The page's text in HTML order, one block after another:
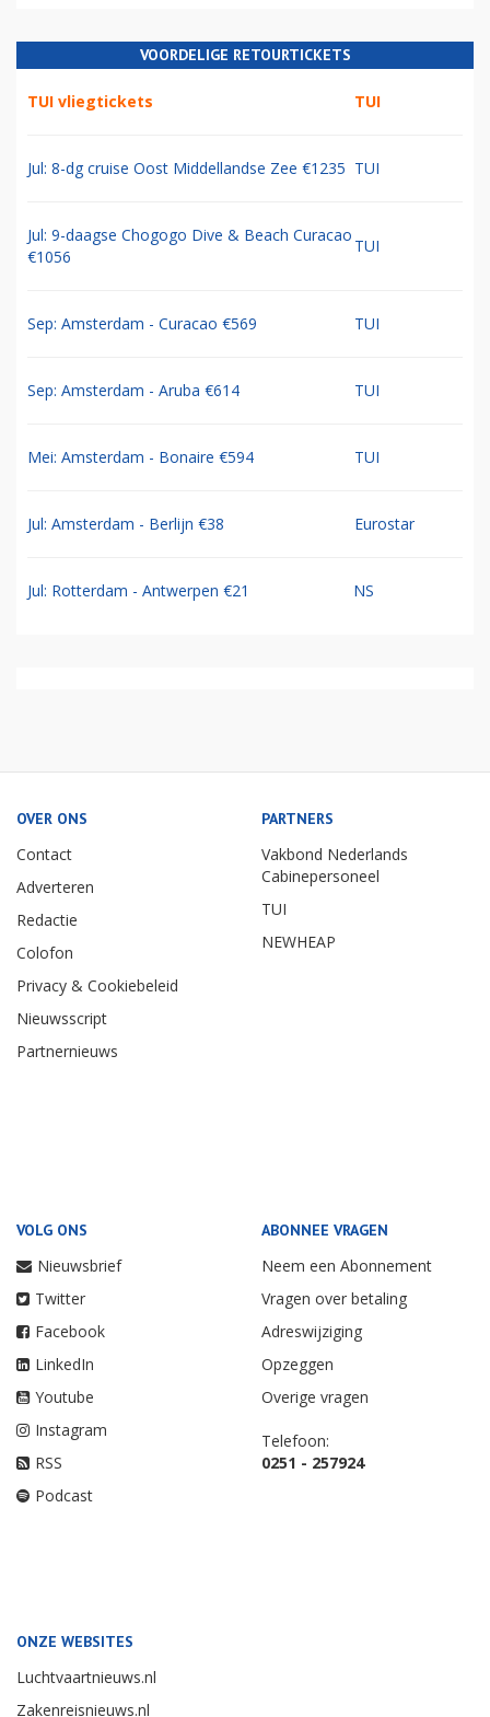
VOORDELIGE RETOURTICKETS
TUI vliegtickets TUI
Jul: 8-dg cruise Oost Middellandse Zee €1235 TUI
Jul: 9-daagse Chogogo Dive & Beach Curacao
€1056
TUI
Sep: Amsterdam - Curacao €569 TUI
Sep: Amsterdam - Aruba €614 TUI
Mei: Amsterdam - Bonaire €594 TUI
Jul: Amsterdam - Berlijn €38 Eurostar
Jul: Rotterdam - Antwerpen €21 NS
OVER ONS
Contact
Adverteren
Redactie
Colofon
Privacy & Cookiebeleid
Nieuwsscript
Partnernieuws
PARTNERS
Vakbond Nederlands
Cabinepersoneel
TUI
NEWHEAP
VOLG ONS
Nieuwsbrief
Twitter
Facebook
LinkedIn
Youtube
Instagram
RSS
Podcast
ABONNEE VRAGEN
Neem een Abonnement
Vragen over betaling
Adreswijziging
Opzeggen
Overige vragen
Telefoon:
0251 - 257924
ONZE WEBSITES
Luchtvaartnieuws.nl
Zakenreisnieuws.nl